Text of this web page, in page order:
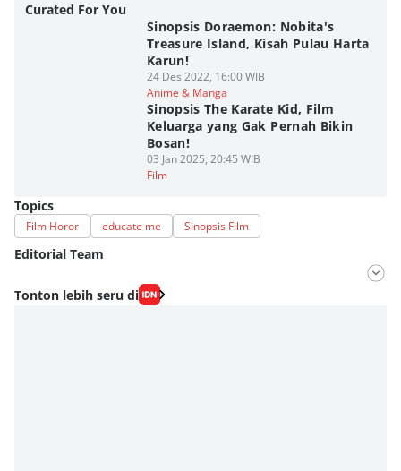
Curated For You
Sinopsis Doraemon: Nobita's
Treasure Island, Kisah Pulau Harta
Karun!
24 Des 2022, 16:00 WIB
Anime & Manga
Sinopsis The Karate Kid, Film
Keluarga yang Gak Pernah Bikin
Bosan!
03 Jan 2025, 20:45 WIB
Film
Topics
Film Horor educate me Sinopsis Film
Editorial Team
Editor
Fahrul Razi Uni Nurullah
Tonton lebih seru di